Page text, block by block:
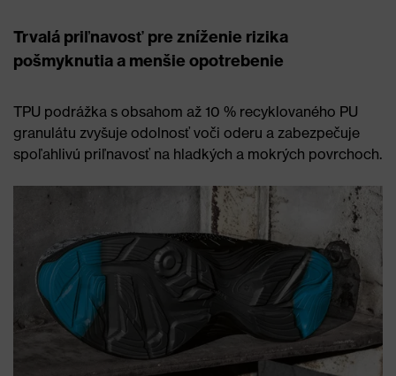
Trvalá priľnavosť pre zníženie rizika
pošmyknutia a menšie opotrebenie
TPU podrážka s obsahom až 10 % recyklovaného PU
granulátu zvyšuje odolnosť voči oderu a zabezpečuje
spoľahlivú priľnavosť na hladkých a mokrých povrchoch.